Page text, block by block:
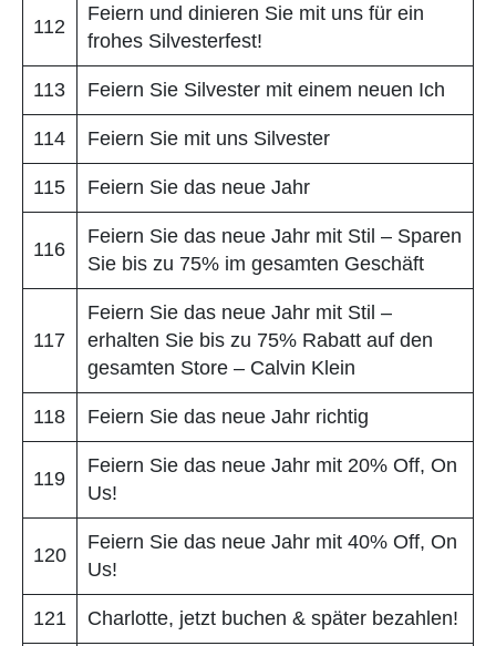
112
Feiern und dinieren Sie mit uns für ein
frohes Silvesterfest!
113 Feiern Sie Silvester mit einem neuen Ich
114 Feiern Sie mit uns Silvester
115 Feiern Sie das neue Jahr
116
Feiern Sie das neue Jahr mit Stil – Sparen
Sie bis zu 75% im gesamten Geschäft
117
Feiern Sie das neue Jahr mit Stil –
erhalten Sie bis zu 75% Rabatt auf den
gesamten Store – Calvin Klein
118 Feiern Sie das neue Jahr richtig
119
Feiern Sie das neue Jahr mit 20% Off, On
Us!
120
Feiern Sie das neue Jahr mit 40% Off, On
Us!
121 Charlotte, jetzt buchen & später bezahlen!